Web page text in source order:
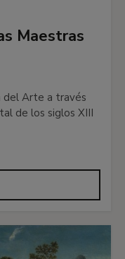
Maestras
del Arte a través
de los siglos XIII